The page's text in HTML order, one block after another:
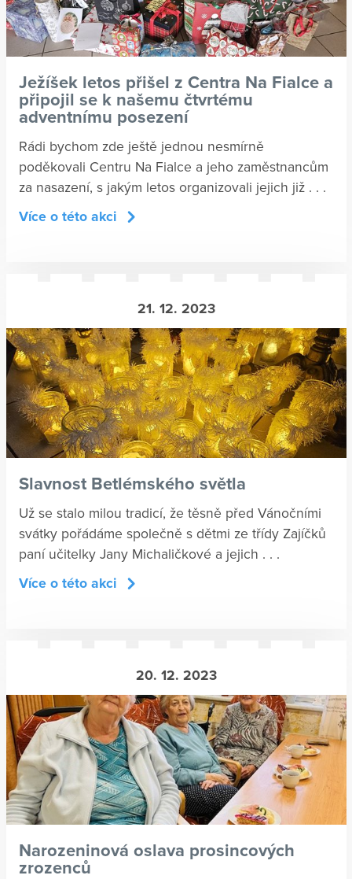
Ježíšek letos přišel z Centra Na Fialce a
připojil se k našemu čtvrtému
adventnímu posezení
Rádi bychom zde ještě jednou nesmírně
poděkovali Centru Na Fialce a jeho zaměstnancům
za nasazení, s jakým letos organizovali jejich již . . .
Více o této akci
21. 12. 2023
Slavnost Betlémského světla
Už se stalo milou tradicí, že těsně před Vánočními
svátky pořádáme společně s dětmi ze třídy Zajíčků
paní učitelky Jany Michaličkové a jejich . . .
Více o této akci
20. 12. 2023
Narozeninová oslava prosincových
zrozenců